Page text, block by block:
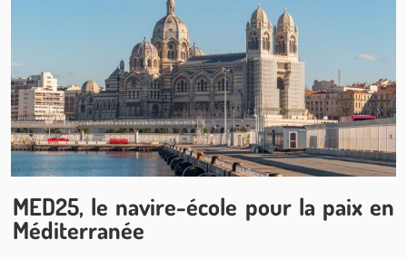
MED25, le navire-école pour la paix en
Méditerranée